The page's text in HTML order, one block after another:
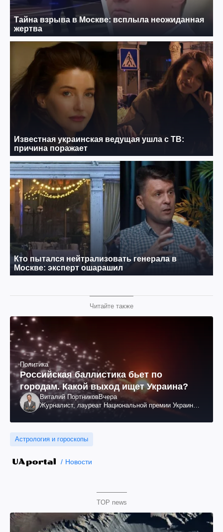
Читайте также
Политика
Российская баллистика бьет по
городам. Какой выход ищет Украина?
Виталий ПортниковВчера
Журналист, лауреат Национальной премии Украины
Астрология и гороскопы
Новости
TOP news